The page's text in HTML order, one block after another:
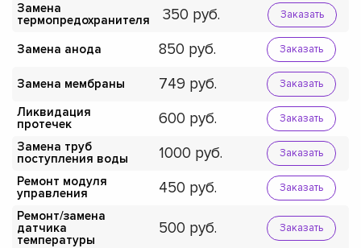
Замена
термопредохранителя
350 Заказать
Замена анода 850 Заказать
Замена мембраны 749 Заказать
Ликвидация
протечек
600 Заказать
Замена труб
поступления воды
1000 Заказать
Ремонт модуля
управления
450 Заказать
Ремонт/замена
датчика
температуры
500 Заказать